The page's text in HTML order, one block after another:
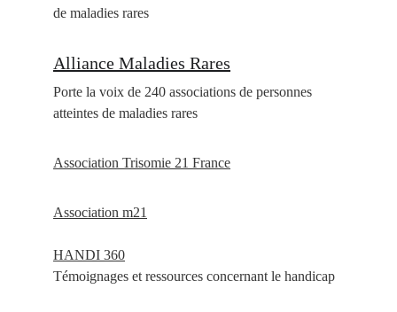
de maladies rares
Alliance Maladies Rares
Porte la voix de 240 associations de personnes
atteintes de maladies rares
Association Trisomie 21 France
Association m21
HANDI 360
Témoignages et ressources concernant le handicap